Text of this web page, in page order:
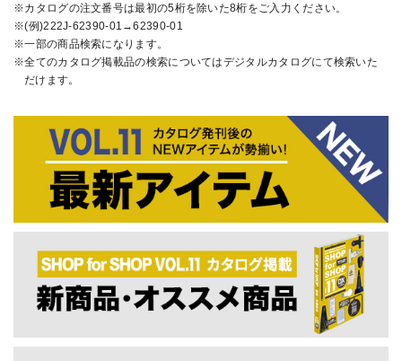
カタログの注文番号は最初の5桁を除いた8桁をご入力ください。
(例)222J-62390-01→62390-01
一部の商品検索になります。
全てのカタログ掲載品の検索についてはデジタルカタログにて検索いた
だけます。